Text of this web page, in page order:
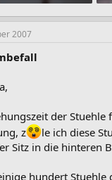
· Aufrufe: 29
2007
der
z
le ich diese
Sitz in die hinteren
hundert